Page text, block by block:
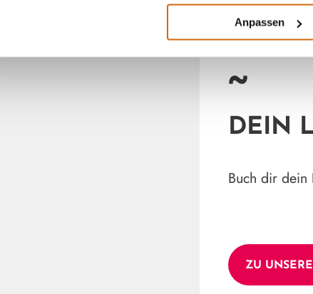
Anpassen
~
DEIN
Buch dir dein
ZU